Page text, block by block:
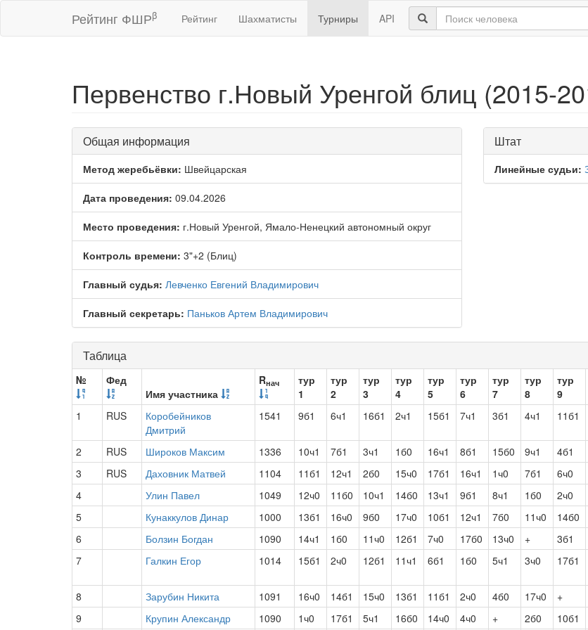
Рейтинг ФШРβ Рейтинг Шахматисты Турниры API
Первенство г.Новый Уренгой блиц (2015-
Общая информация
Метод жеребьёвки: Швейцарская
Дата проведения: 09.04.2026
Место проведения: г.Новый Уренгой, Ямало-Ненецкий автономный округ
Контроль времени: 3"+2 (Блиц)
Главный судья: Левченко Евгений Владимирович
Главный секретарь: Паньков Артем Владимирович
Штат
Линейные судьи:
Таблица
№
Фед
Имя участника
Rнач
тур
1
тур
2
тур
3
тур
4
тур
5
тур
6
тур
7
тур
8
тур
9
1
RUS
Коробейников
Дмитрий
1541 9б1 6ч1 16б1 2ч1 15б1 7ч1 3б1 4ч1 11б1
2 RUS Широков Максим 1336 10ч1 7б1 3ч1 1б0 16ч1 8б1 15б0 9ч1 4б1
3
RUS Даховник Матвей 1104 11б1 12ч1 2б0 15ч0 17б1 16ч1 1ч0 7б1 6ч0
4
Улин Павел 1049 12ч0 11б0 10ч1 14б0 13ч1 9б1 8ч1 1б0 2ч0
5
Кунаккулов Динар 1000 13б1 16ч0 9б0 17ч0 10б1 12ч1 7б0 11ч0 14б0
6
Болзин Богдан 1090 14ч1 1б0 11ч0 12б1 7ч0 17б0 13ч0 + 3б1
7
Галкин Егор 1014 15б1 2ч0 12б1 11ч1 6б1 1б0 5ч1 3ч0 17б1
8 Зарубин Никита 1091 16ч0 14б1 15ч0 13б1 11б1 2ч0 4б0 17ч0 +
9
Крупин Александр 1090 1ч0 17б1 5ч1 16б0 14ч0 4ч0 + 2б0 10б1